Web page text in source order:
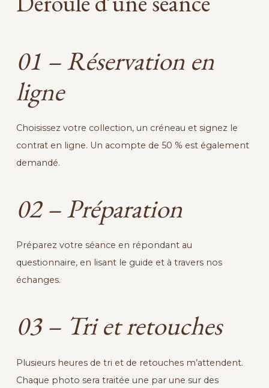
01 – Réservation en
ligne
Choisissez votre collection, un créneau et signez le
contrat en ligne. Un acompte de 50 % est également
demandé.
02 – Préparation
Préparez votre séance en répondant au
questionnaire, en lisant le guide et à travers nos
échanges.
03 – Tri et retouches
Plusieurs heures de tri et de retouches m’attendent.
Chaque photo sera traitée une par une sur des